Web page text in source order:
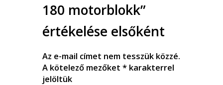
180 motorblokk”
értékelése elsőként
Az e-mail címet nem tesszük közzé.
A kötelező mezőket *karakterrel
jelöltük